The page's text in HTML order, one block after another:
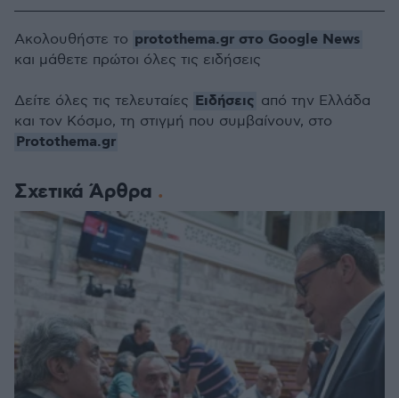
Σχετικά Άρθρα
Ακολουθήστε το protothema.gr στο Google News
και μάθετε πρώτοι όλες τις ειδήσεις
Δείτε όλες τις τελευταίες Ειδήσεις από την Ελλάδα
και τον Κόσμο, τη στιγμή που συμβαίνουν, στο
Protothema.gr